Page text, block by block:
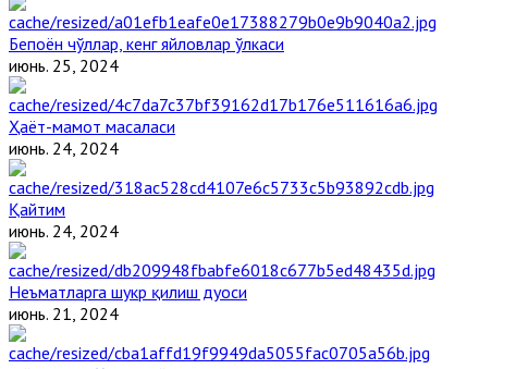
Бепоён чўллар, кенг яйловлар ўлкаси
июнь. 25, 2024
Ҳаёт-мамот масаласи
июнь. 24, 2024
Қайтим
июнь. 24, 2024
Неъматларга шукр қилиш дуоси
июнь. 21, 2024